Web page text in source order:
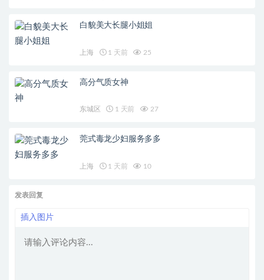
白貌美大长腿小姐姐
上海 1 天前 25
高分气质女神
东城区 1 天前 27
莞式毒龙少妇服务多多
上海 1 天前 10
发表回复
插入图片